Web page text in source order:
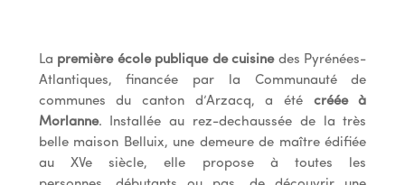
La première école publique de cuisinedes Pyrénées-
Atlantiques, financée par la Communauté de
communes du canton d’Arzacq, a été créée à
Morlanne. Installée au rez-dechaussée de la très
belle maison Belluix, une demeure de maître édifiée
au XVe siècle, elle propose à toutes les